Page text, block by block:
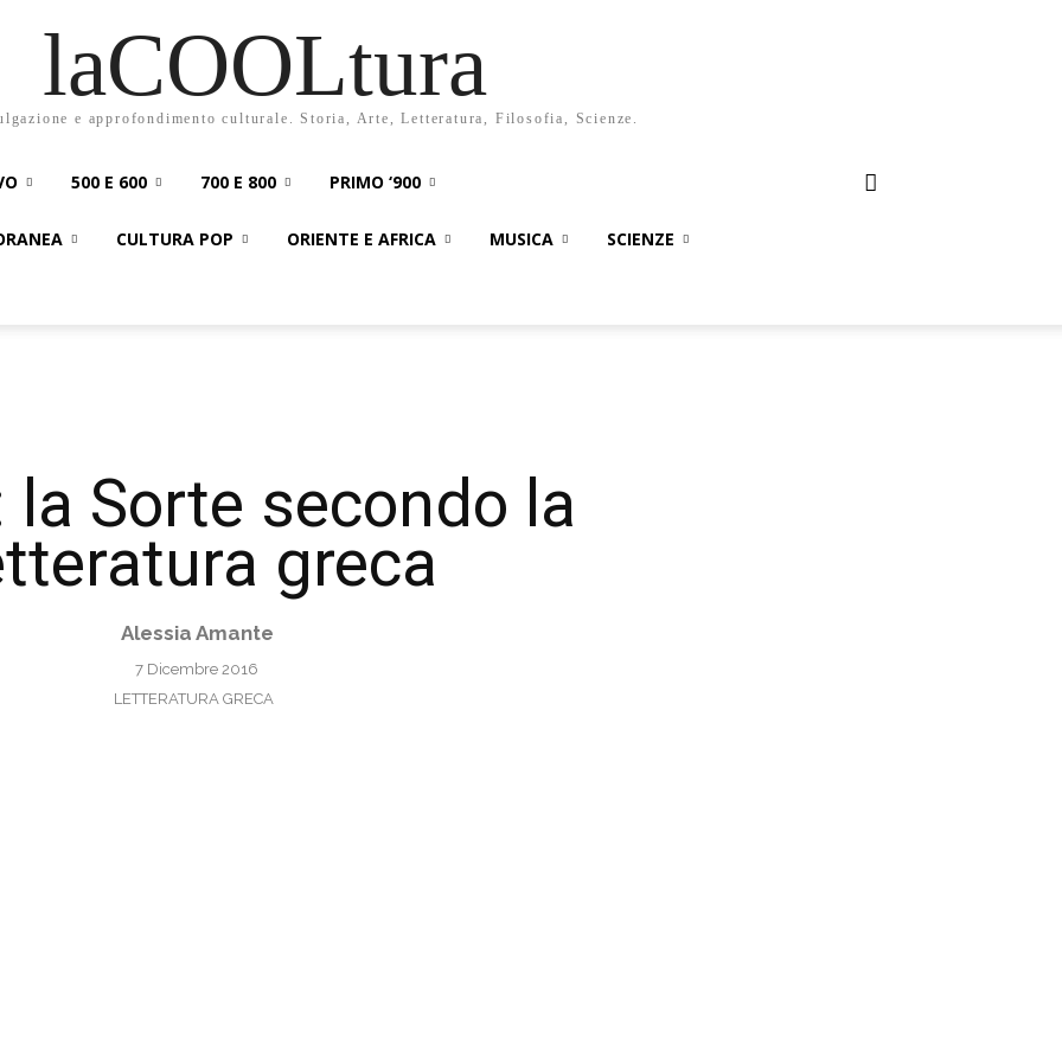
laCOOLtura
e approfondimento culturale. Storia, Arte, Letteratura, Filosofia, Scienze.
500 E 600 700 E 800 PRIMO ‘900
CULTURA POP ORIENTE E AFRICA MUSICA SCIENZE
la Sorte secondo la
greca
Alessia Amante
7 Dicembre 2016
LETTERATURA GRECA